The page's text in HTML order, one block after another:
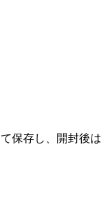
保存し、開封後は